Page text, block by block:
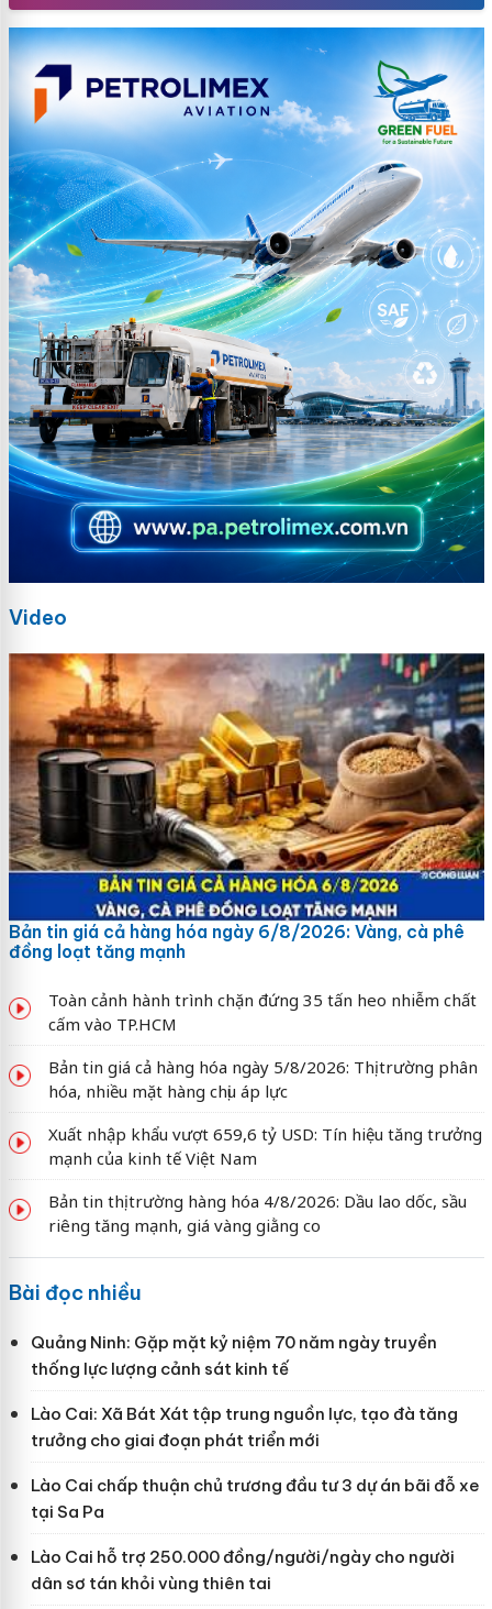
Video
Bản tin giá cả hàng hóa ngày 6/8/2026: Vàng, cà phê
đồng loạt tăng mạnh
Toàn cảnh hành trình chặn đứng 35 tấn heo nhiễm chất
cấm vào TP.HCM
Bản tin giá cả hàng hóa ngày 5/8/2026: Thị trường phân
hóa, nhiều mặt hàng chịu áp lực
Xuất nhập khẩu vượt 659,6 tỷ USD: Tín hiệu tăng trưởng
mạnh của kinh tế Việt Nam
Bản tin thị trường hàng hóa 4/8/2026: Dầu lao dốc, sầu
riêng tăng mạnh, giá vàng giằng co
Bài đọc nhiều
Quảng Ninh: Gặp mặt kỷ niệm 70 năm ngày truyền
thống lực lượng cảnh sát kinh tế
Lào Cai: Xã Bát Xát tập trung nguồn lực, tạo đà tăng
trưởng cho giai đoạn phát triển mới
Lào Cai chấp thuận chủ trương đầu tư 3 dự án bãi đỗ xe
tại Sa Pa
Lào Cai hỗ trợ 250.000 đồng/người/ngày cho người
dân sơ tán khỏi vùng thiên tai